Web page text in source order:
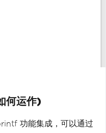
何运作)
功能集成，可以通过